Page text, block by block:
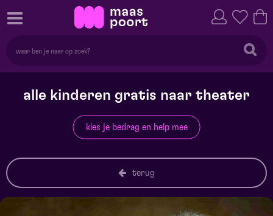
alle kinderen gratis naar theater
kies je bedrag en help mee
terug